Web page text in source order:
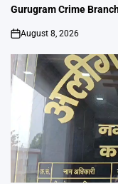
IN
Gurugram Crime Branch:
on
August 8, 2026